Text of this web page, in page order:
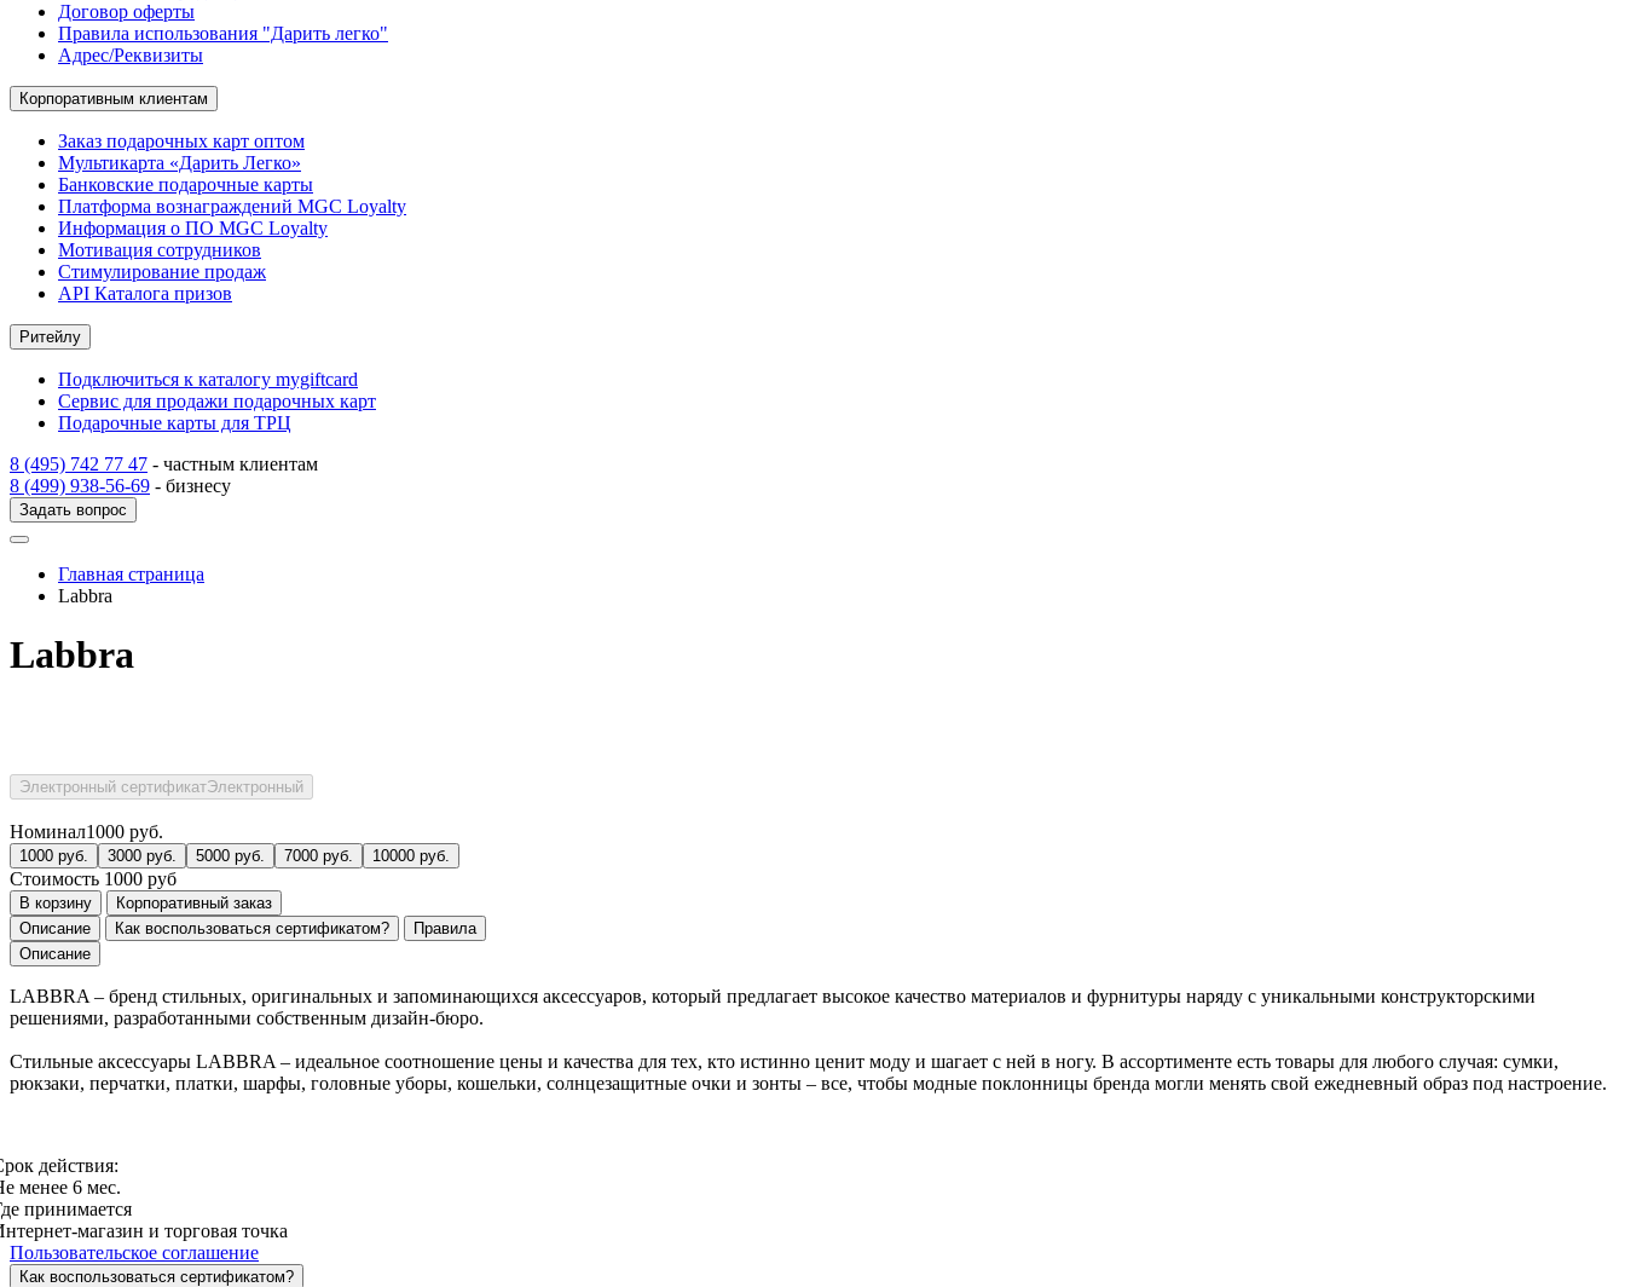
Договор оферты
Правила использования "Дарить легко"
Адрес/Реквизиты
Корпоративным клиентам
Заказ подарочных карт оптом
Мультикарта «Дарить Легко»
Банковские подарочные карты
Платформа вознаграждений MGC Loyalty
Информация о ПО MGC Loyalty
Мотивация сотрудников
Стимулирование продаж
API Каталога призов
Ритейлу
Подключиться к каталогу mygiftcard
Сервис для продажи подарочных карт
Подарочные карты для ТРЦ
8 (495) 742 77 47 - частным клиентам
8 (499) 938-56-69 - бизнесу
Задать вопрос
Главная страница
Labbra
Labbra
Электронный сертификатЭлектронный
Номинал1000 руб.
1000 руб. 3000 руб. 5000 руб. 7000 руб. 10000 руб.
Стоимость 1000 руб
В корзину
Корпоративный заказ
Описание
Как воспользоваться сертификатом?
Правила
Описание
LABBRA – бренд стильных, оригинальных и запоминающихся аксессуаров, который предлагает высокое качество материалов и фурнитуры наряду с уникальными конструкторскими
решениями, разработанными собственным дизайн-бюро.
Стильные аксессуары LABBRA – идеальное соотношение цены и качества для тех, кто истинно ценит моду и шагает с ней в ногу. В ассортименте есть товары для любого случая: сумки,
рюкзаки, перчатки, платки, шарфы, головные уборы, кошельки, солнцезащитные очки и зонты – все, чтобы модные поклонницы бренда могли менять свой ежедневный образ под настроение.
действия:
менее 6 мес.
принимается
магазин и торговая точка
Пользовательское соглашение
Как воспользоваться сертификатом?